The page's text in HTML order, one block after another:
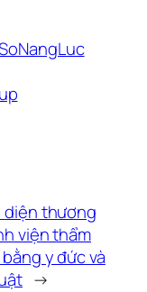
diện thương
viện thẩm
y đức và
→